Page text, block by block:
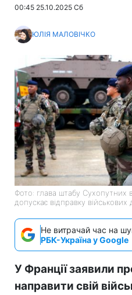
00:45 25.10.2025 Сб
ЮЛІЯ МАЛОВІЧКО
Фото: глава штабу Сухопутних
допускає відправку
Не витрачай час на
РБК-Україна у Google
У Франції заявили
направити свій